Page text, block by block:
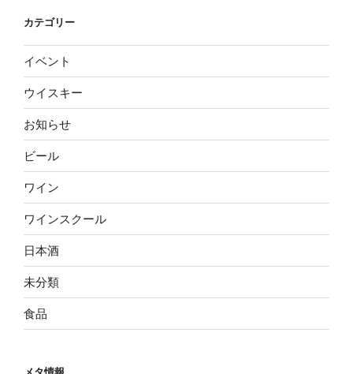
カテゴリー
イベント
ウイスキー
お知らせ
ビール
ワイン
ワインスクール
日本酒
未分類
食品